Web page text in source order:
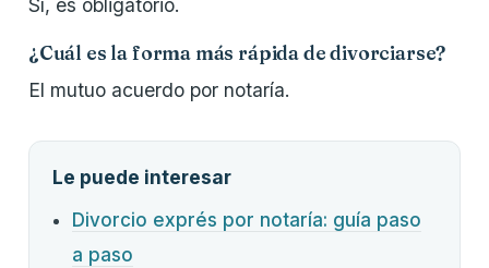
Sí, es obligatorio.
¿Cuál es la forma más rápida de divorciarse?
El mutuo acuerdo por notaría.
Le puede interesar
Divorcio exprés por notaría: guía paso
a paso